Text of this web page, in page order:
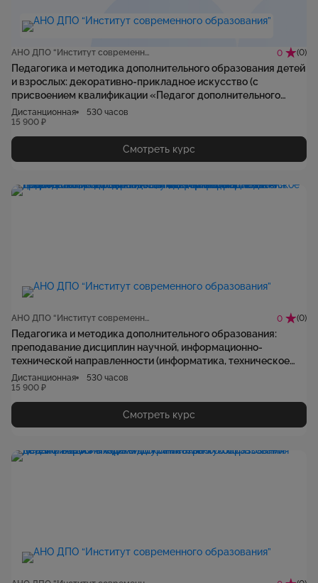
АНО ДПО “Институт современного образования” 0 (0)
Педагогика и методика дополнительного образования детей
и взрослых: декоративно-прикладное искусство (с
присвоением квалификации «Педагог дополнительного
образования детей и взрослых»)
Дистанционная
530 часов
15 900 ₽
Смотреть курс
АНО ДПО “Институт современного образования” 0 (0)
Педагогика и методика дополнительного образования:
преподавание дисциплин научной, информационно-
технической направленности (информатика, техническое
творчество, робототехника). Квалификация «Педагог
дополнительного образования детей и взрослых»
Дистанционная
530 часов
15 900 ₽
Смотреть курс